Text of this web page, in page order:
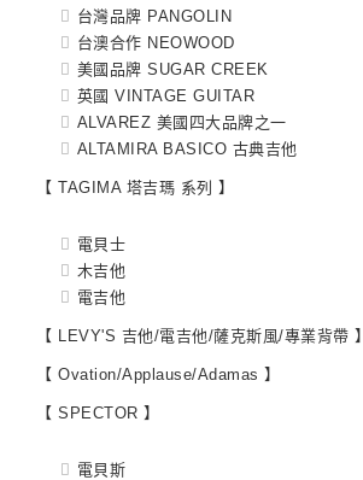
台灣品牌 PANGOLIN
台澳合作 NEOWOOD
美國品牌 SUGAR CREEK
英國 VINTAGE GUITAR
ALVAREZ 美國四大品牌之一
ALTAMIRA BASICO 古典吉他
【 TAGIMA 塔吉瑪 系列 】
電貝士
木吉他
電吉他
【 LEVY'S 吉他/電吉他/薩克斯風/專業背帶 】
【 Ovation/Applause/Adamas 】
【 SPECTOR 】
電貝斯